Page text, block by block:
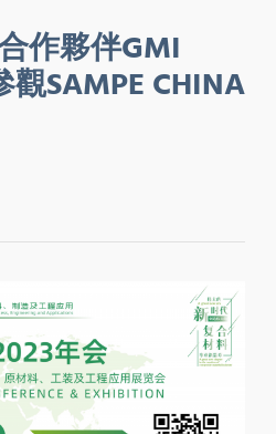
作夥伴GMI
觀SAMPE CHINA